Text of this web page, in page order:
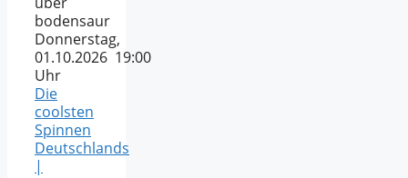
bodensaur
Donnerstag,
01.10.2026 19:00
Uhr
Die
coolsten
Spinnen
Deutschlands
|